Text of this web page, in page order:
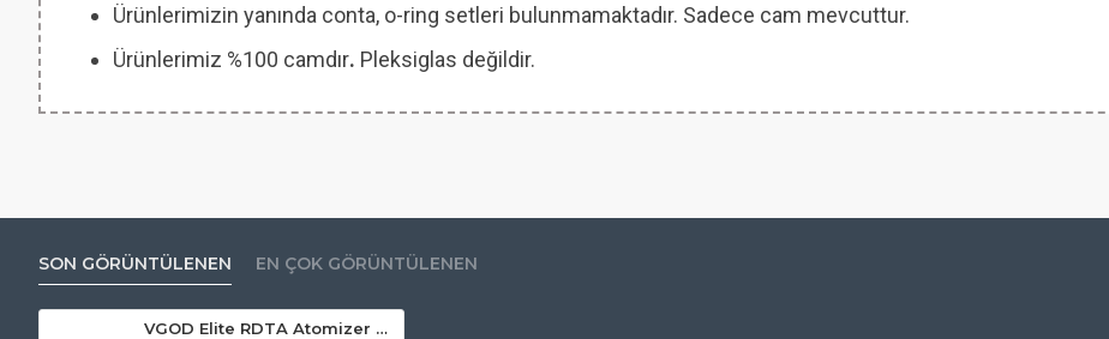
Ürünlerimizin yanında conta, o-ring setleri bulunmamaktadır. Sadece cam mevcuttur.
Ürünlerimiz %100 camdır. Pleksiglas değildir.
SON GÖRÜNTÜLENEN EN ÇOK GÖRÜNTÜLENEN
VGOD Elite RDTA Atomizer Camı